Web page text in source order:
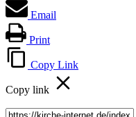
Email
Print
Copy Link
Copy link